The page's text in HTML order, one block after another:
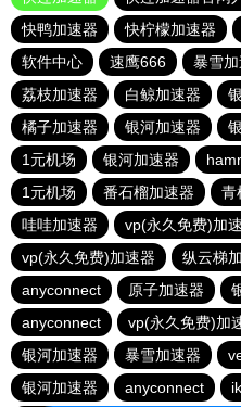
快鸭加速器
快柠檬加速器
软件中心
速鹰666 暴雪
荔枝加速器
白鲸加速器
橘子加速器
银河加速器
1元机场
银河加速器
1元机场
番石榴加速器 青
哇哇加速器
vp(永久免费)加
vp(永久免费)加速器
纵云梯
anyconnect
原子加速器
anyconnect
vp(永久免费)加
银河加速器
暴雪加速器
银河加速器
anyconnect